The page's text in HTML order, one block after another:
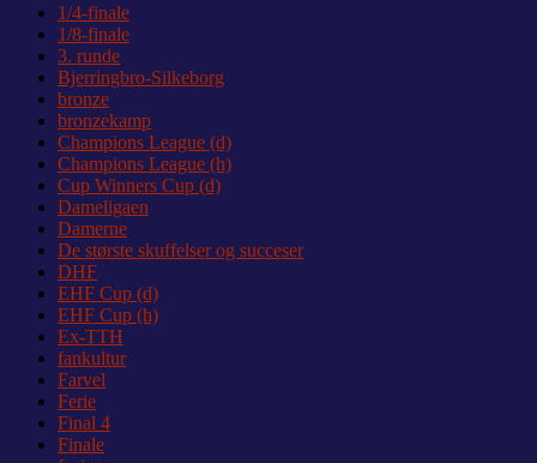
1/4-finale
1/8-finale
3. runde
Bjerringbro-Silkeborg
bronze
bronzekamp
Champions League (d)
Champions League (h)
Cup Winners Cup (d)
Dameligaen
Damerne
De største skuffelser og succeser
DHF
EHF Cup (d)
EHF Cup (h)
Ex-TTH
fankultur
Farvel
Ferie
Final 4
Finale